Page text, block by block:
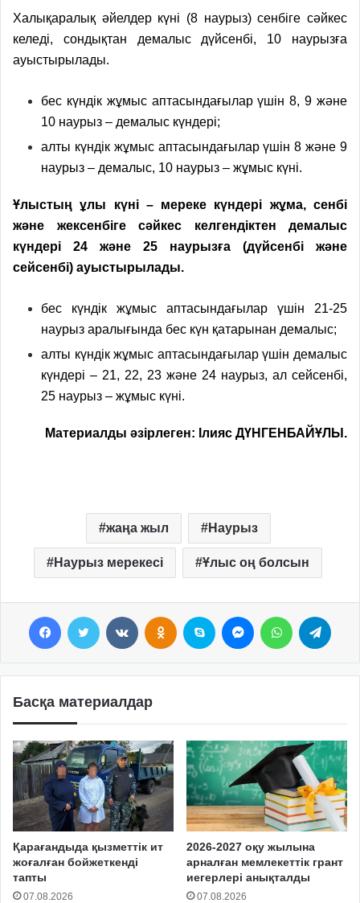
Халықаралық әйелдер күні (8 наурыз) сенбіге сәйкес
келеді, сондықтан демалыс дүйсенбі, 10 наурызға
ауыстырылады.
бес күндік жұмыс аптасындағылар үшін 8, 9 және
10 наурыз – демалыс күндері;
алты күндік жұмыс аптасындағылар үшін 8 және 9
наурыз – демалыс, 10 наурыз – жұмыс күні.
Ұлыстың ұлы күні – мереке күндері жұма, сенбі
және жексенбіге сәйкес келгендіктен демалыс
күндері 24 және 25 наурызға (дүйсенбі және
сейсенбі) ауыстырылады.
бес күндік жұмыс аптасындағылар үшін 21-25
наурыз аралығында бес күн қатарынан демалыс;
алты күндік жұмыс аптасындағылар үшін демалыс
күндері – 21, 22, 23 және 24 наурыз, ал сейсенбі,
25 наурыз – жұмыс күні.
Материалды әзірлеген: Ілияс ДҮНГЕНБАЙҰЛЫ.
жаңа жыл Наурыз
Наурыз мерекесі Ұлыс оң болсын
Басқа материалдар
Қарағандыда қызметтік ит
жоғалған бойжеткенді
тапты
07.08.2026
2026-2027 оқу жылына
арналған мемлекеттік грант
иегерлері анықталды
07.08.2026